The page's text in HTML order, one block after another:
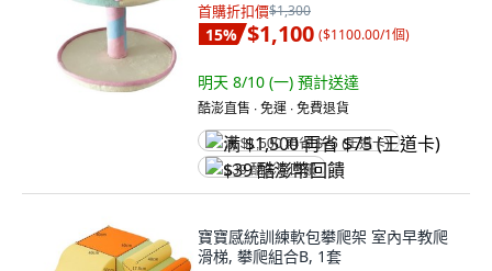
首購折扣價$1,300
15% $1,100 ($1100.00/1個)
明天 8/10 (一) 預計送達
酷澎直售 ∙ 免運 ∙ 免費退貨
满 $1,500 再省 $75 (王道卡)
$39 酷澎幣回饋
寶寶感統訓練軟包攀爬架 室內早教爬
滑梯, 攀爬組合B, 1套